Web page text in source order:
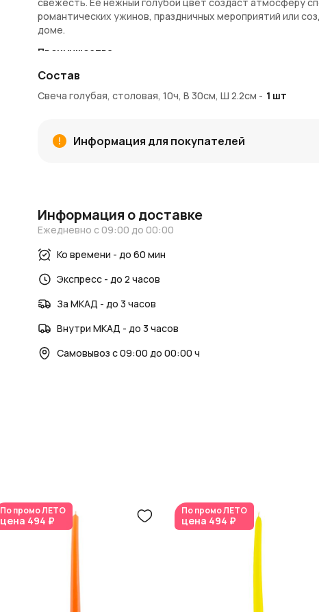
романтических ужинов, праздничных мероприятий или
доме.
Преимущества:
Нежный голубой цвет, который привносит в интерьер
Изготовлена из качественного парафина, что
Информация о покупке и доставке:
Блог и новости:
интерьера. Следите зановостями AzaliaNow
, чтобы
AzaliaNowобеспечивает высокое качество продукции и
Состав
Свеча голубая, столовая, 10ч, В 30см, Ш 2.2см - 1 шт
Информация для покупателей
Информация о доставке
Ежедневно с 09:00 до 00:00
Ко времени - до 60 мин
Экспресс - до 2 часов
За МКАД - до 3 часов
Внутри МКАД - до 3 часов
Самовывоз с 09:00 до 00:00 ч
По промоЛЕТО
цена 494 ₽
По промоЛЕТО
цена 494 ₽